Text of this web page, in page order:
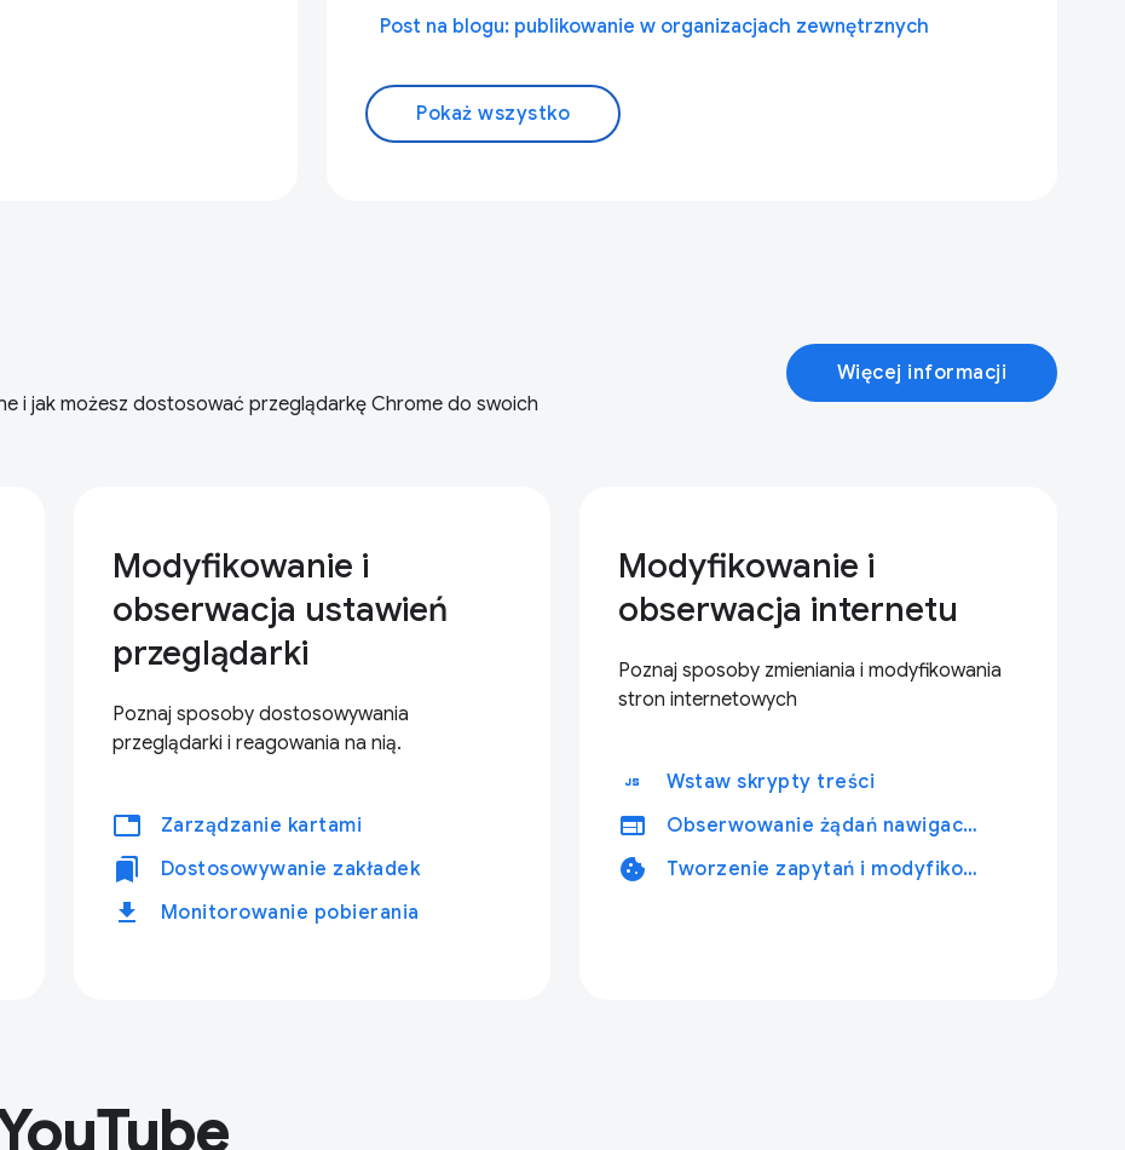
Post na blogu: publikowanie w organizacjach zewnętrznych
Pokaż wszystko
i jak możesz dostosować przeglądarkę Chrome do swoich
Więcej informacji
Modyfikowanie i
obserwacja ustawień
przeglądarki
Poznaj sposoby dostosowywania
przeglądarki i reagowania na nią.
tabsZarządzanie kartami
bookmarks Dostosowywanie zakładek
download Monitorowanie pobierania
Modyfikowanie i
obserwacja internetu
Poznaj sposoby zmieniania i modyfikowania
stron internetowych
javascript Wstaw skrypty treści
web Obserwowanie żądań nawigacji w internecie
cookie Tworzenie zapytań i modyfikowanie plików cookie